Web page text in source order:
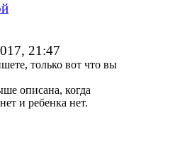
21:47
только вот что вы
описана, когда
и ребенка нет.